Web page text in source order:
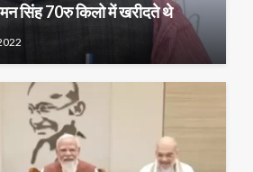
सिंह 70रु किलो में खरीदते थे